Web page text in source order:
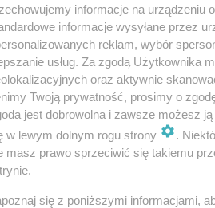
informacje na urządzeniu
informacje wysyłane przez
reklam, wybór
usług. Za zgodą Użytkownika
oraz aktywnie
Twoją prywatność, prosimy o
jest dobrowolna i zawsze możesz
w lewym dolnym rogu strony
.
masz prawo sprzeciwić się takiemu
się z poniższymi informacjami,